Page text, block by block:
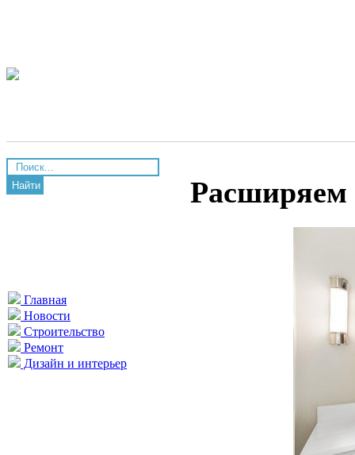
Найти
Главная
Новости
Строительство
Ремонт
Дизайн и интерьер
Расширяем